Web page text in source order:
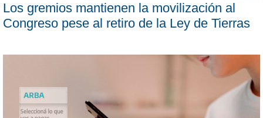
Los gremios mantienen la movilización al
Congreso pese al retiro de la Ley de Tierras